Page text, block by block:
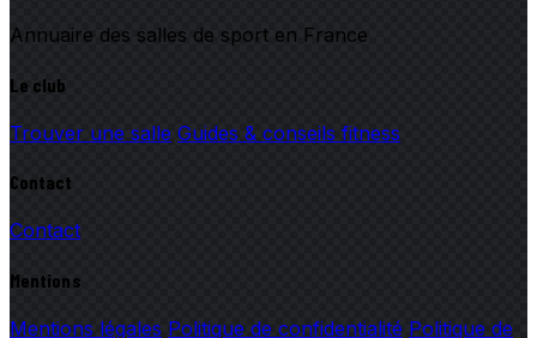
Annuaire des salles de sport en France
Le club
Trouver une salle Guides & conseils fitness
Contact
Contact
Mentions
Mentions légales Politique de confidentialité Politique de